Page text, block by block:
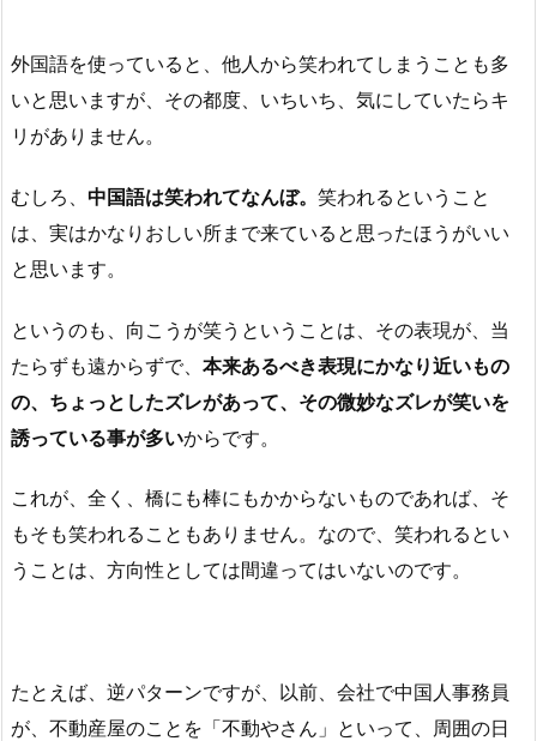
外国語を使っていると、他人から笑われてしまうことも多
いと思いますが、その都度、いちいち、気にしていたらキ
リがありません。
むしろ、 中国語は笑われてなんぼ。 笑われるということ
は、実はかなりおしい所まで来ていると思ったほうがいい
と思います。
というのも、向こうが笑うということは、その表現が、当
たらずも遠からずで、 本来あるべき表現にかなり近いもの
の、ちょっとしたズレがあって、その微妙なズレが笑いを
誘っている事が多いからです。
これが、全く、橋にも棒にもかからないものであれば、そ
もそも笑われることもありません。なので、笑われるとい
うことは、方向性としては間違ってはいないのです。
たとえば、逆パターンですが、以前、会社で中国人事務員
が、不動産屋のことを「不動やさん」といって、周囲の日